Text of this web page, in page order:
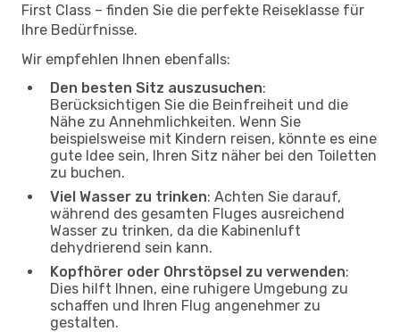
First Class – finden Sie die perfekte Reiseklasse für
Ihre Bedürfnisse.
Wir empfehlen Ihnen ebenfalls:
Den besten Sitz auszusuchen:
Berücksichtigen Sie die Beinfreiheit und die
Nähe zu Annehmlichkeiten. Wenn Sie
beispielsweise mit Kindern reisen, könnte es eine
gute Idee sein, Ihren Sitz näher bei den Toiletten
zu buchen.
Viel Wasser zu trinken: Achten Sie darauf,
während des gesamten Fluges ausreichend
Wasser zu trinken, da die Kabinenluft
dehydrierend sein kann.
Kopfhörer oder Ohrstöpsel zu verwenden:
Dies hilft Ihnen, eine ruhigere Umgebung zu
schaffen und Ihren Flug angenehmer zu
gestalten.